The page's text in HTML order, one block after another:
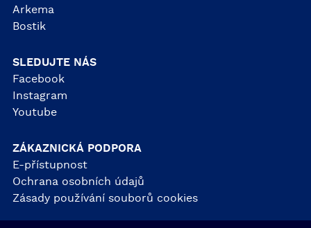
Arkema
Bostik
SLEDUJTE NÁS
Facebook
Instagram
Youtube
ZÁKAZNICKÁ PODPORA
E-přístupnost
Ochrana osobních údajů
Zásady používání souborů cookies